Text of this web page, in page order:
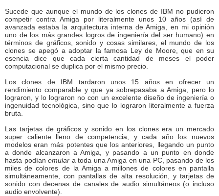
Sucede que aunque el mundo de los clones de IBM no pudieron
competir contra Amiga por literalmente unos 10 años (así de
avanzada estaba la arquitectura interna de Amiga, en mi opinión
uno de los más grandes logros de ingeniería del ser humano) en
términos de gráficos, sonido y cosas similares, el mundo de los
clones se apegó a adoptar la famosa Ley de Moore, que en su
esencia dice que cada cierta cantidad de meses el poder
computacional se duplica por el mismo precio.
Los clones de IBM tardaron unos 15 años en ofrecer un
rendimiento comparable y que ya sobrepasaba a Amiga, pero lo
lograron, y lo lograron no con un excelente diseño de ingeniería o
ingenuidad tecnológica, sino que lo lograron literalmente a fuerza
bruta.
Las tarjetas de gráficos y sonido en los clones era un mercado
super caliente lleno de competencia, y cada año los nuevos
modelos eran más potentes que los anteriores, llegando un punto
a donde alcanzaron a Amiga, y pasando a un punto en donde
hasta podían emular a toda una Amiga en una PC, pasando de los
miles de colores de la Amiga a millones de colores en pantalla
simultáneamente, con pantallas de alta resolución, y tarjetas de
sonido con decenas de canales de audio simultáneos (o incluso
audio envolvente).